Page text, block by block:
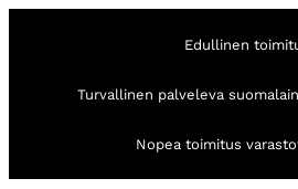
Edullinen
Turvallinen palveleva
Nopea toimitus